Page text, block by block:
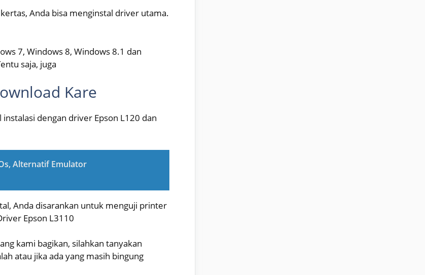
Anda bisa menginstal driver utama.
7, Windows 8, Windows 8.1 dan
saja, juga
Kare
dengan driver Epson L120 dan
Alternatif Emulator
Anda disarankan untuk menguji printer
Epson L3110
kami bagikan, silahkan tanyakan
atau jika ada yang masih bingung